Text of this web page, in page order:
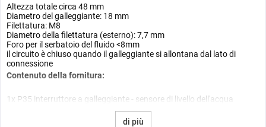
Altezza totale circa 48 mm
Diametro del galleggiante: 18 mm
Filettatura: M8
Diametro della filettatura (esterno): 7,7 mm
Foro per il serbatoio del fluido <8mm
il circuito è chiuso quando il galleggiante si allontana dal lato di
connessione
Contenuto della fornitura:
1x P35 interruttore a galleggiante - sensore di livello dell'acqua
di più